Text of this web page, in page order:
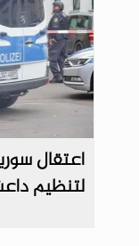
اعتقال
لتنظيم